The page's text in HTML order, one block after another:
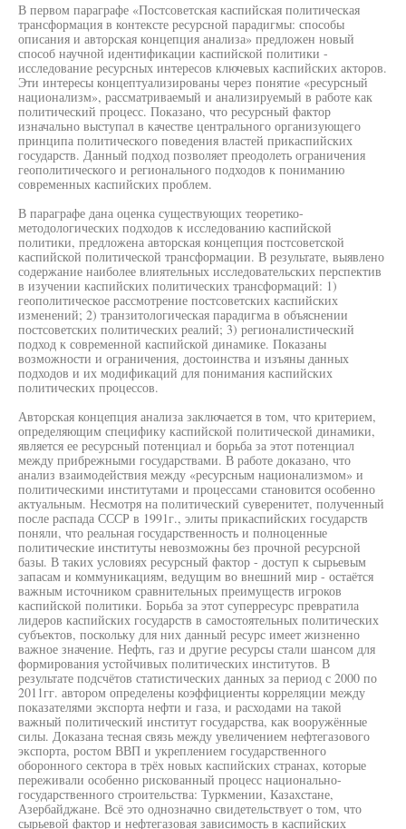
В первом параграфе «Постсоветская каспийская политическая
трансформация в контексте ресурсной парадигмы: способы
описания и авторская концепция анализа» предложен новый
способ научной идентификации каспийской политики -
исследование ресурсных интересов ключевых каспийских акторов.
Эти интересы концептуализированы через понятие «ресурсный
национализм», рассматриваемый и анализируемый в работе как
политический процесс. Показано, что ресурсный фактор
изначально выступал в качестве центрального организующего
принципа политического поведения властей прикаспийских
государств. Данный подход позволяет преодолеть ограничения
геополитического и регионального подходов к пониманию
современных каспийских проблем.
В параграфе дана оценка существующих теоретико-
методологических подходов к исследованию каспийской
политики, предложена авторская концепция постсоветской
каспийской политической трансформации. В результате, выявлено
содержание наиболее влиятельных исследовательских перспектив
в изучении каспийских политических трансформаций: 1)
геополитическое рассмотрение постсоветских каспийских
изменений; 2) транзитологическая парадигма в объяснении
постсоветских политических реалий; 3) регионалистический
подход к современной каспийской динамике. Показаны
возможности и ограничения, достоинства и изъяны данных
подходов и их модификаций для понимания каспийских
политических процессов.
Авторская концепция анализа заключается в том, что критерием,
определяющим специфику каспийской политической динамики,
является ее ресурсный потенциал и борьба за этот потенциал
между прибрежными государствами. В работе доказано, что
анализ взаимодействия между «ресурсным национализмом» и
политическими институтами и процессами становится особенно
актуальным. Несмотря на политический суверенитет, полученный
после распада СССР в 1991г., элиты прикаспийских государств
поняли, что реальная государственность и полноценные
политические институты невозможны без прочной ресурсной
базы. В таких условиях ресурсный фактор - доступ к сырьевым
запасам и коммуникациям, ведущим во внешний мир - остаётся
важным источником сравнительных преимуществ игроков
каспийской политики. Борьба за этот суперресурс превратила
лидеров каспийских государств в самостоятельных политических
субъектов, поскольку для них данный ресурс имеет жизненно
важное значение. Нефть, газ и другие ресурсы стали шансом для
формирования устойчивых политических институтов. В
результате подсчётов статистических данных за период с 2000 по
2011гг. автором определены коэффициенты корреляции между
показателями экспорта нефти и газа, и расходами на такой
важный политический институт государства, как вооружённые
силы. Доказана тесная связь между увеличением нефтегазового
экспорта, ростом ВВП и укреплением государственного
оборонного сектора в трёх новых каспийских странах, которые
переживали особенно рискованный процесс национально-
государственного строительства: Туркмении, Казахстане,
Азербайджане. Всё это однозначно свидетельствует о том, что
сырьевой фактор и нефтегазовая зависимость в каспийских